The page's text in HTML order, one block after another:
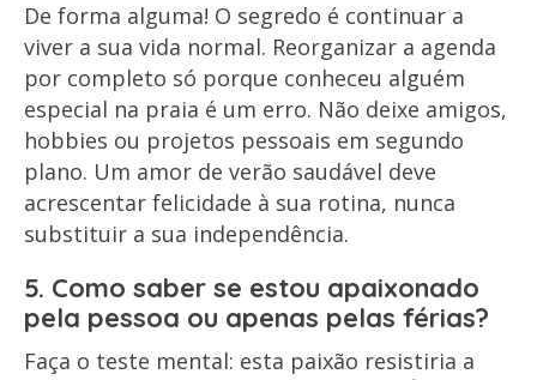
De forma alguma! O segredo é continuar a
viver a sua vida normal. Reorganizar a agenda
por completo só porque conheceu alguém
especial na praia é um erro. Não deixe amigos,
hobbies ou projetos pessoais em segundo
plano. Um amor de verão saudável deve
acrescentar felicidade à sua rotina, nunca
substituir a sua independência.
5. Como saber se estou apaixonado
pela pessoa ou apenas pelas férias?
Faça o teste mental: esta paixão resistiria a